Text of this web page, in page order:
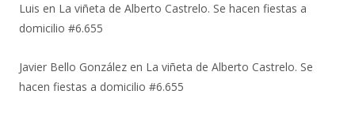
Luis en La viñeta de Alberto Castrelo. Se hacen fiestas a
domicilio #6.655
Javier Bello González en La viñeta de Alberto Castrelo. Se
hacen fiestas a domicilio #6.655